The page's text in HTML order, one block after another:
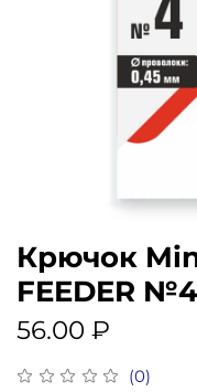
(0)
Крючок
FEEDER
56.00 ₽